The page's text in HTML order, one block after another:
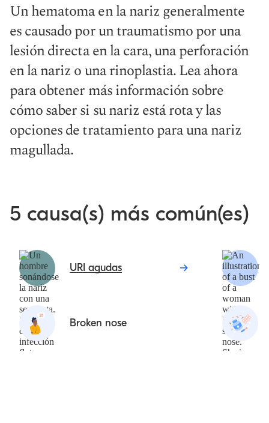
Un hematoma en la nariz generalmente
es causado por un traumatismo por una
lesión directa en la cara, una perforación
en la nariz o una rinoplastia. Lea ahora
para obtener más información sobre
cómo saber si su nariz está rota y las
opciones de tratamiento para una nariz
magullada.
5 causa(s) más común(es)
URI agudas
Broken nose